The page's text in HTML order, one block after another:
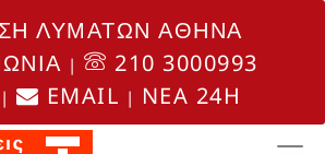
ΛΥΜΑΤΩΝ ΑΘΗΝΑ
|
210 3000993
| EMAIL | NEA 24H